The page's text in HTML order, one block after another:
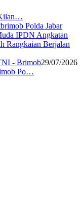
- Brimob29/07/2026
Po…